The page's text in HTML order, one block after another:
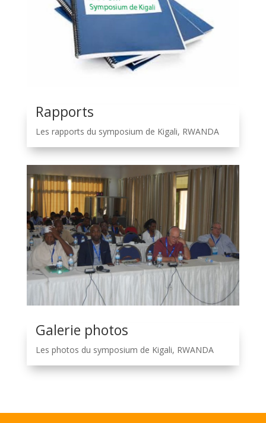
Rapports
Les rapports du symposium de Kigali, RWANDA
Galerie photos
Les photos du symposium de Kigali, RWANDA